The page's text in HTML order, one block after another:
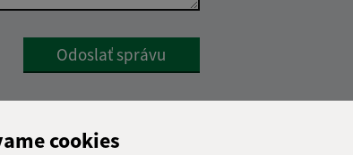
cookies
Google reCaptcha Response
Odoslať správu